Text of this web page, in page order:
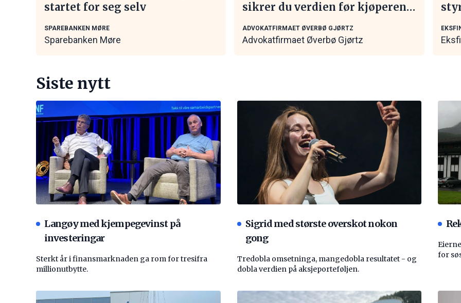
startet for seg selv
SPAREBANKEN MØRE
Sparebanken Møre
sikrer du verdien før kjøperen
ADVOKATFIRMAET ØVERBØ GJØRTZ
Advokatfirmaet Øverbø Gjørtz
Siste nytt
Langøy med kjempegevinst på
investeringar
Sterkt år i finansmarknaden ga rom for tresifra
millionutbytte.
Sigrid med største overskot nokon
gong
Tredobla omsetninga, mangedobla resultatet - og
dobla verdien på aksjeporteføljen.
for